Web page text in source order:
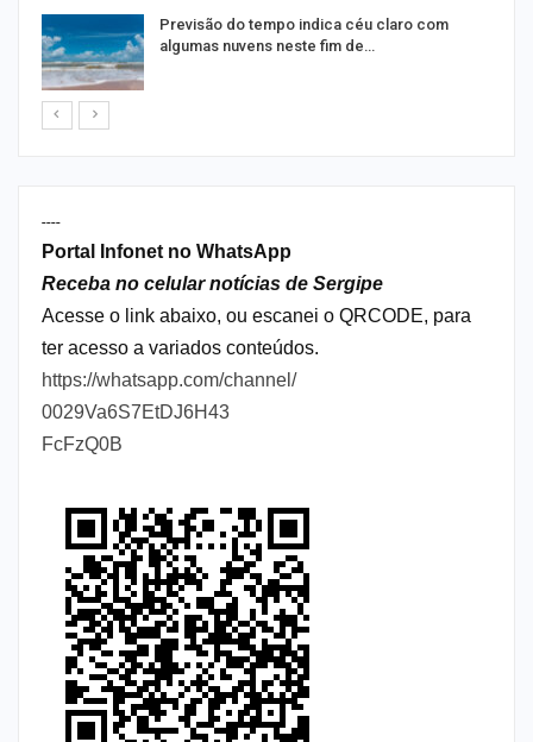
Previsão do tempo indica céu claro com
algumas nuvens neste fim de…
----
Portal Infonet no WhatsApp
Receba no celular notícias de Sergipe
Acesse o link abaixo, ou escanei o QRCODE, para
ter acesso a variados conteúdos.
https://whatsapp.com/channel/
0029Va6S7EtDJ6H43
FcFzQ0B